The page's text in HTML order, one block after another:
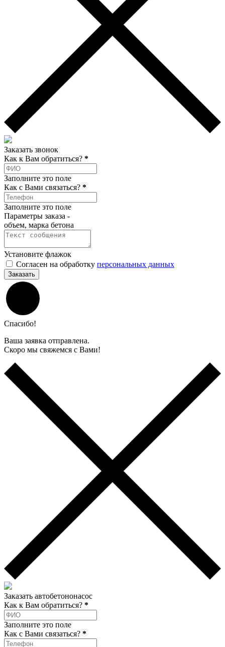
Заказать звонок
Как к Вам обратиться? *
Заполните это поле
Как c Вами связаться? *
Заполните это поле
Параметры заказа -
объем, марка бетона
Установите флажок
Согласен на обработку персональных данных
Заказать
Спасибо!
Ваша заявка отправлена.
Скоро мы свяжемся с Вами!
Заказать автобетононасос
Как к Вам обратиться? *
Заполните это поле
Как c Вами связаться? *